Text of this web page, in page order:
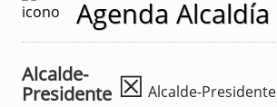
Agenda Alcaldía
Alcalde-
Presidente ☒ Alcalde-Presidente